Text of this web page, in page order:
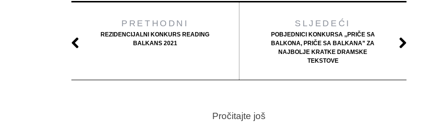
PRETHODNI
REZIDENCIJALNI KONKURS READING
BALKANS 2021
SLJEDEĆI
POBJEDNICI KONKURSA ,,PRIČE SA
BALKONA, PRIČE SA BALKANA” ZA
NAJBOLJE KRATKE DRAMSKE
TEKSTOVE
Pročitajte još